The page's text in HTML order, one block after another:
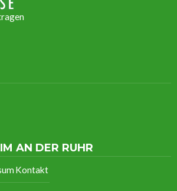
AN DER RUHR
Kontakt